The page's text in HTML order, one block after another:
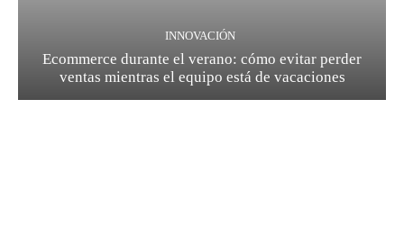
INNOVACIÓN
Ecommerce durante el verano: cómo evitar perder
ventas mientras el equipo está de vacaciones